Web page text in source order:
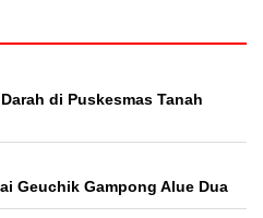
di Puskesmas Tanah
Geuchik Gampong Alue Dua